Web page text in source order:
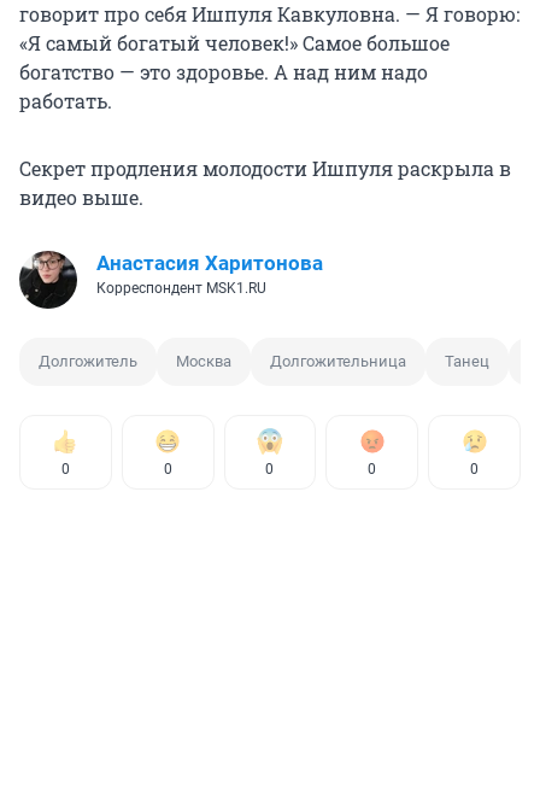
говорит про себя Ишпуля Кавкуловна. — Я говорю:
«Я самый богатый человек!» Самое большое
богатство — это здоровье. А над ним надо
работать.
Секрет продления молодости Ишпуля раскрыла в
видео выше.
Анастасия Харитонова
Корреспондент MSK1.RU
Долгожитель Москва Долгожительница Танец
0 0 0 0 0